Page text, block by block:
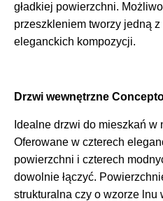
gładkiej powierzchni.
przeszkleniem tworzy jedną
eleganckich kompozycji.
Drzwi wewnętrzne
Idealne drzwi do mieszkań w
Oferowane w czterech
powierzchni i czterech
dowolnie łączyć.
strukturalna czy o wzorze lnu